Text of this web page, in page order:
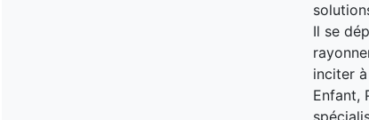
Il se
inciter
Enfant,